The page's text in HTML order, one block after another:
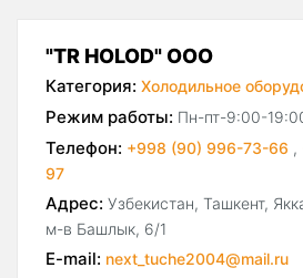
"TR HOLOD" ООО
Категория: Холодильное
Режим работы: Пн-пт-9:00-
Телефон: +998 (90) 996-73-66 ,
97
Адрес: Узбекистан, Ташкент,
м-в Башлык, 6/1
E-mail: next_tuche2004@mail.ru